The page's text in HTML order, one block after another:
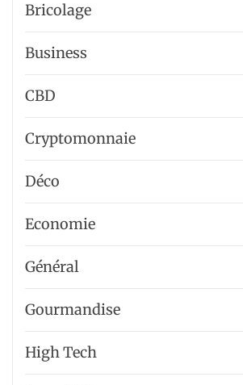
Bricolage
Business
CBD
Cryptomonnaie
Déco
Economie
Général
Gourmandise
High Tech